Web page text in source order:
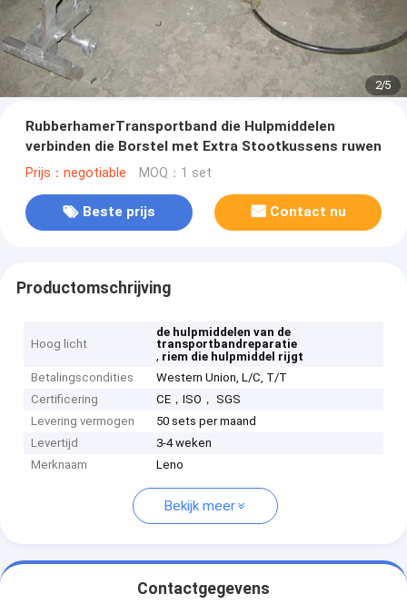
2/5
RubberhamerTransportband die Hulpmiddelen
verbinden die Borstel met Extra Stootkussens ruwen
Prijs：negotiable MOQ：1 set
Beste prijs Contact nu
Productomschrijving
Hoog licht
de hulpmiddelen van de
transportbandreparatie
, riem die hulpmiddel rijgt
Betalingscondities
Western Union, L/C, T/T
Certificering
CE，ISO， SGS
Levering vermogen
50 sets per maand
Levertijd
3-4 weken
Merknaam
Leno
Bekijk meer
Contactgegevens